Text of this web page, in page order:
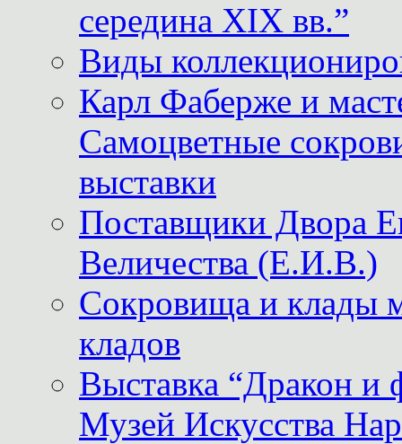
середина XIX вв.”
Виды
Карл Фаберже и
Самоцветные
выставки
Поставщики
Величества (Е.И.В.)
Сокровища и клады
кладов
Выставка “Дракон и
Музей Искусства